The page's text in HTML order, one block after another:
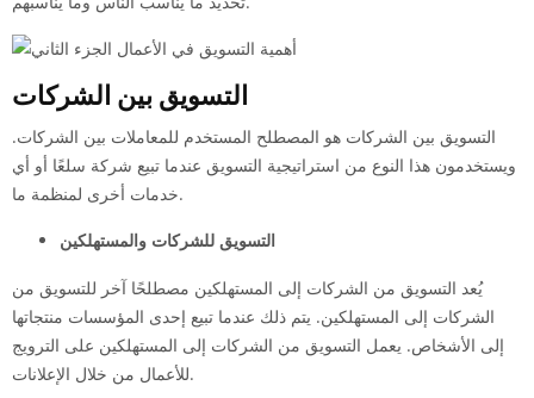
التسويق بين الشركات
التسويق بين الشركات هو المصطلح المستخدم للمعاملات بين الشركات.
ويستخدمون هذا النوع من استراتيجية التسويق عندما تبيع شركة سلعًا أو أي
خدمات أخرى لمنظمة ما.
التسويق للشركات والمستهلكين
يُعد التسويق من الشركات إلى المستهلكين مصطلحًا آخر للتسويق من
الشركات إلى المستهلكين. يتم ذلك عندما تبيع إحدى المؤسسات منتجاتها
إلى الأشخاص. يعمل التسويق من الشركات إلى المستهلكين على الترويج
للأعمال من خلال الإعلانات.